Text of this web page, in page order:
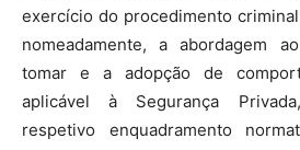
exercício do procedimento
nomeadamente, a abordagem
tomar e a adopção de
aplicável à Segurança
respetivo enquadramento